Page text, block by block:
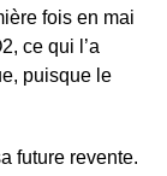
fois en mai
ce qui l’a
puisque le
future revente.